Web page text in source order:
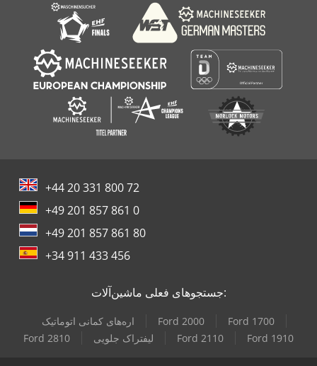
Atlas Copco Zt 22
+44 20 331 800 72
+49 201 857 861 0
+49 201 857 861 80
+34 911 433 456
جستجوهای فعلی ماشین‌آلات:
اره‌های کمانی اتوماتیک Ford 2000
Ford 1700
Ford 2810
لیفتراک جلویی Ford 2110 Ford 1910